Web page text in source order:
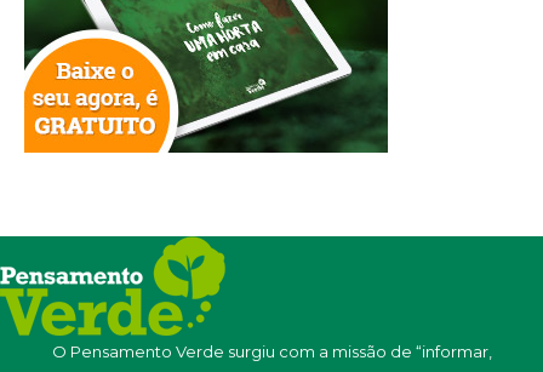
O Pensamento Verde surgiu com a missão de “informar,